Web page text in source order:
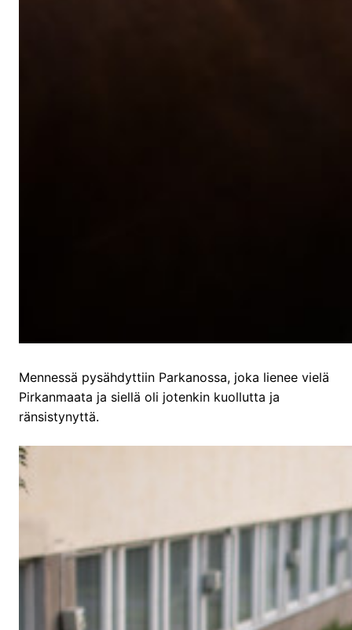
Mennessä pysähdyttiin Parkanossa, joka lienee vielä
Pirkanmaata ja siellä oli jotenkin kuollutta ja
ränsistynyttä.